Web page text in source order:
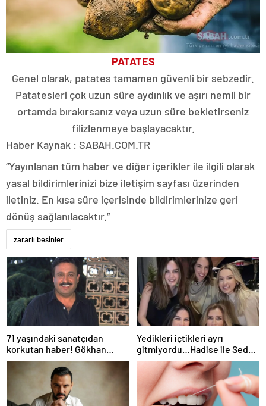
PATATES
Genel olarak, patates tamamen güvenli bir sebzedir.
Patatesleri çok uzun süre aydınlık ve aşırı nemli bir
ortamda bırakırsanız veya uzun süre bekletirseniz
filizlenmeye başlayacaktır.
Haber Kaynak : SABAH.COM.TR
“Yayınlanan tüm haber ve diğer içerikler ile ilgili olarak
yasal bildirimlerinizi bize iletişim sayfası üzerinden
iletiniz. En kısa süre içerisinde bildirimlerinize geri
dönüş sağlanılacaktır.”
zararlı besinler
71 yaşındaki sanatçıdan
korkutan haber! Gökhan
Güney hastaneye kaldırıldı!
Yedikleri içtikleri ayrı
gitmiyordu…Hadise ile Seda
Bakan arasında ipler koptu!
Seda Bakan’dan manidar
paylaşım…